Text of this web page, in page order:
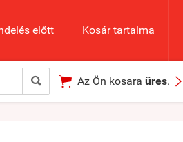
előtt Kosár tartalma
  Az Ön kosara üres. 